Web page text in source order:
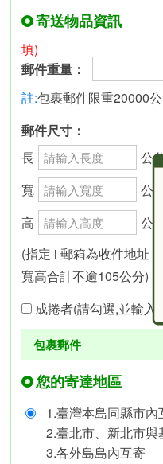
寄送物品資訊
填)
郵件重量：
註:包裹郵件限重20000
郵件尺寸：
長
公
寬
公
高
公分
(指定 i 郵箱為收件地址
寬高合計不逾105公分)
成捲者(請勾選,並輸入
包裹郵件
您的寄達地區
1.臺灣本島同縣市內
2.臺北市、新北市與
3.各外島島內互寄